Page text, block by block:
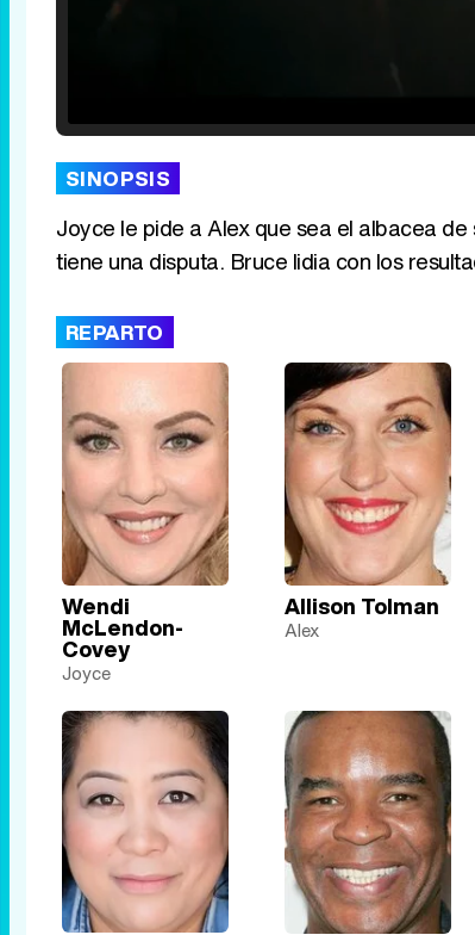
SINOPSIS
Joyce le pide a Alex que sea el albacea
tiene una disputa. Bruce lidia con los
REPARTO
Wendi
McLendon-
Covey
Joyce
Allison Tolman
Alex